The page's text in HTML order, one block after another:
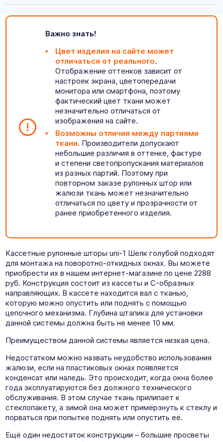
Важно знать!
Цвет изделия на сайте может
отличаться от реального.
Отображение оттенков зависит от
настроек экрана, цветопередачи
монитора или смартфона, поэтому
фактический цвет ткани может
незначительно отличаться от
изображения на сайте.
Возможны отличия между партиями
ткани. Производители допускают
небольшие различия в оттенке, фактуре
и степени светопропускания материалов
из разных партий. Поэтому при
повторном заказе рулонных штор или
жалюзи ткань может незначительно
отличаться по цвету и прозрачности от
ранее приобретенного изделия.
Кассетные рулонные шторы uni-1 Шелк голубой подходят
для монтажа на поворотно-откидных окнах. Вы можете
приобрести их в нашем интернет-магазине по цене 2288
руб. Конструкция состоит из кассеты и C-образных
направляющих. В кассете находится вал с тканью,
которую можно опустить или поднять с помощью
цепочного механизма. Глубина штапика для установки
данной системы должна быть не менее 10 мм.
Преимуществом данной системы является низкая цена.
Недостатком можно назвать неудобство использования
жалюзи, если на пластиковых окнах появляется
конденсат или наледь. Это происходит, когда окна более
года эксплуатируются без должного технического
обслуживания. В этом случае ткань прилипает к
стеклопакету, а зимой она может примёрзнуть к стеклу и
порваться при попытке поднять или опустить её.
Ещё один недостаток конструкции – большие просветы